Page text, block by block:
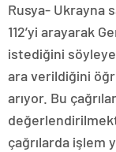
Rusya- Ukrayna
112’yi arayarak
istediğini
ara verildiğini
arıyor. Bu
çağrılarda işlem